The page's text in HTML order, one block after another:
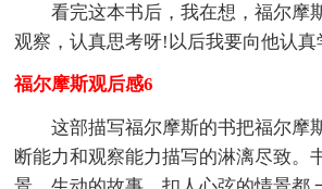
看完这本书后，我在想，福尔摩
观察，认真思考呀!以后我要向他认真
福尔摩斯观后感6
这部描写福尔摩斯的书把福尔摩
断能力和观察能力描写的淋漓尽致。